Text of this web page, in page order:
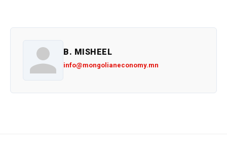
B. MISHEEL
info@mongolianeconomy.mn